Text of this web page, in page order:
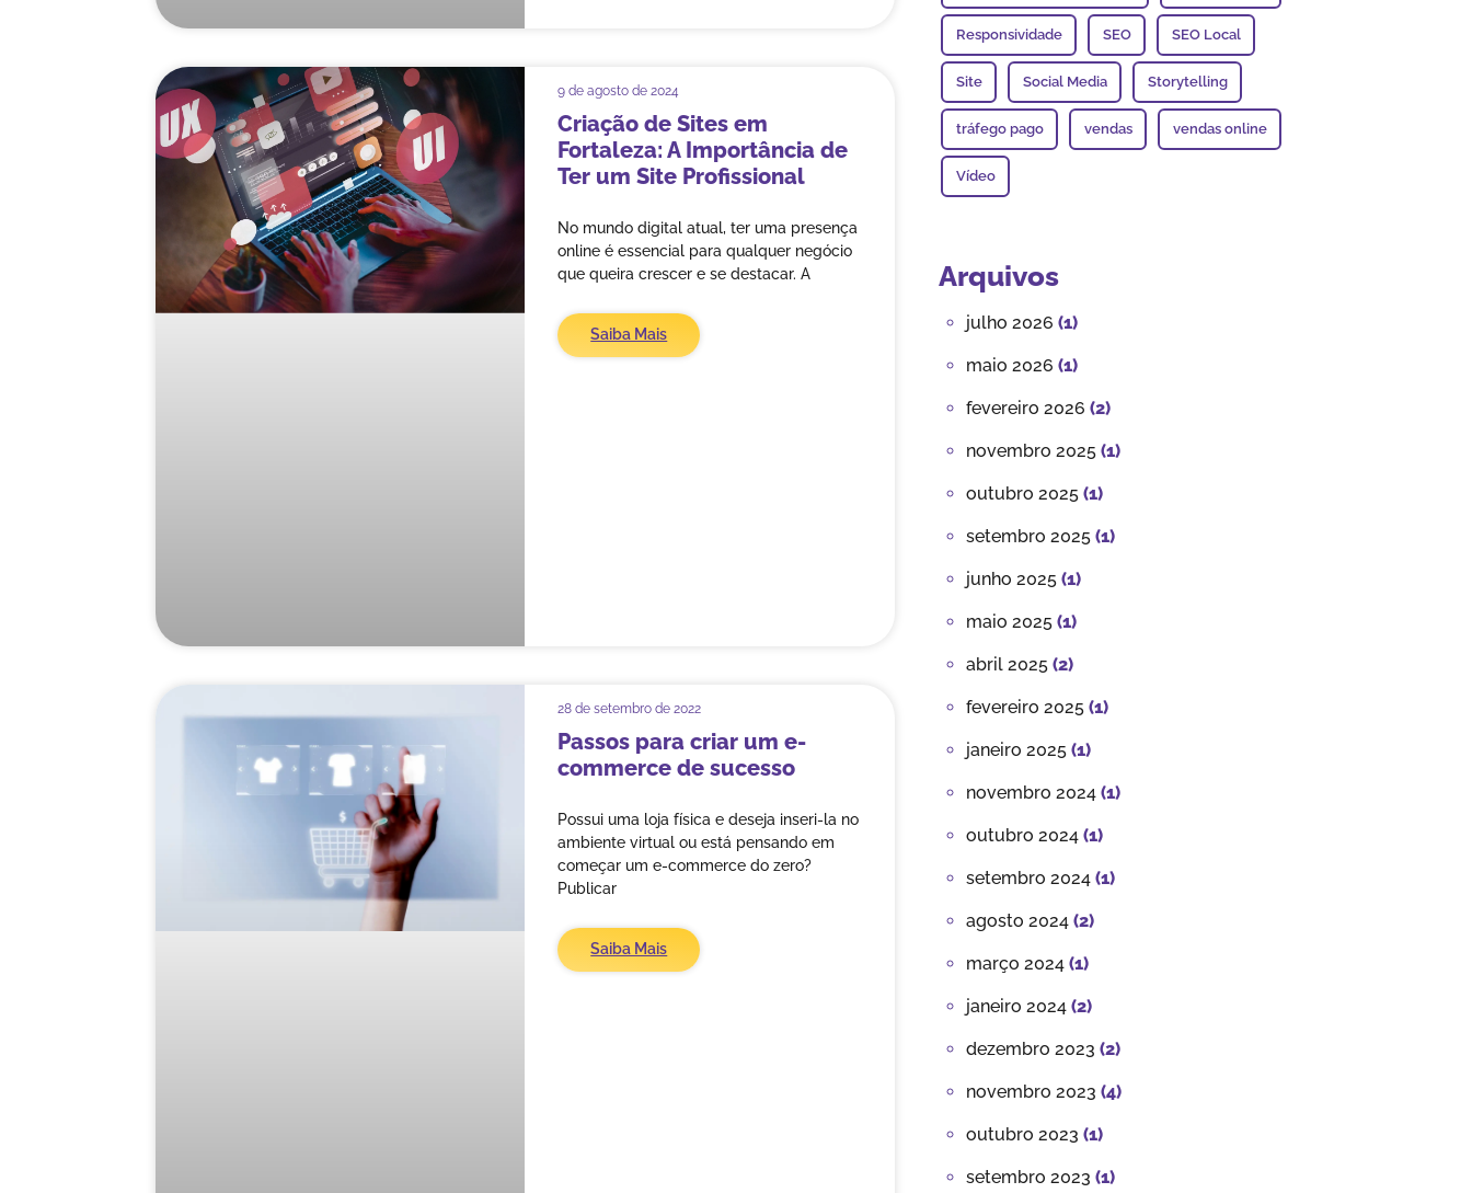
Criação de Sites em
Fortaleza: A Importância de
Ter um Site Profissional
No mundo digital atual, ter uma presença
online é essencial para qualquer negócio
que queira crescer e se destacar. A
Saiba Mais
9 de agosto de 2024
Passos para criar um e-
commerce de sucesso
Possui uma loja física e deseja inseri-la no
ambiente virtual ou está pensando em
começar um e-commerce do zero?
Publicar
Saiba Mais
28 de setembro de 2022
Responsividade SEO SEO Local
Site Social Media Storytelling
tráfego pago vendas vendas online
Vídeo
Arquivos
julho 2026 (1)
maio 2026 (1)
fevereiro 2026 (2)
novembro 2025(1)
outubro 2025(1)
setembro 2025(1)
junho 2025(1)
maio 2025(1)
abril 2025(2)
fevereiro 2025(1)
janeiro 2025(1)
novembro 2024(1)
outubro 2024(1)
setembro 2024(1)
agosto 2024(2)
março 2024(1)
janeiro 2024(2)
dezembro 2023 (2)
novembro 2023 (4)
outubro 2023 (1)
setembro 2023 (1)